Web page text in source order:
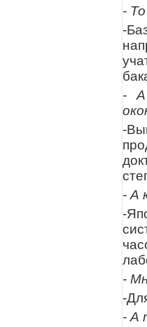
-
-
- А
-
- А
-
-
-
- А